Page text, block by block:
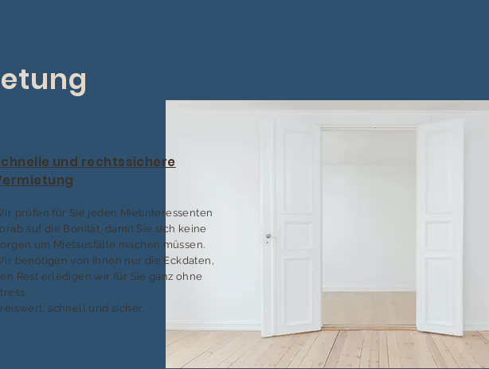
und rechtssichere
prüfen für Sie jeden Mietinteressenten
auf die Bonität, damit Sie sich keine
um Mietausfälle machen müssen.
benötigen von Ihnen nur die Eckdaten,
Rest erledigen wir für Sie ganz ohne
schnell und sicher.